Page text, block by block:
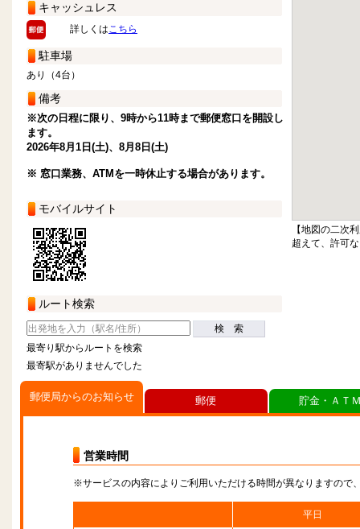
キャッシュレス
詳しくはこちら
駐車場
あり（4台）
備考
※次の日程に限り、9時から11時まで郵便窓口を開設し
ます。
2026年8月1日(土)、8月8日(土)
※ 窓口業務、ATMを一時休止する場合があります。
モバイルサイト
ルート検索
検 索
最寄り駅からルートを検索
最寄駅がありませんでした
【地図の二次
超えて、許可
郵便局からのお知らせ
営業時間
※サービスの内容によりご利用いただける時間が異なりますので
平日
郵便 貯金・ＡＴ